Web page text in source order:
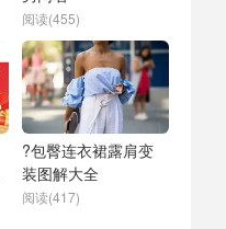
阅读(455)
?包臀连衣裙露肩变
装图解大全
阅读(417)